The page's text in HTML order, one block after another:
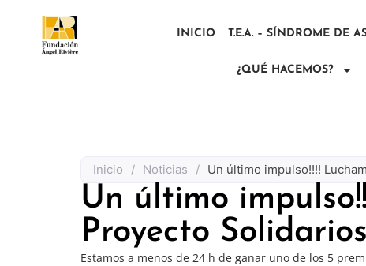
INICIO T.E.A. – SÍNDROME DE
¿QUÉ HACEMOS?
Inicio / Noticias / Un último impulso!!!!
Un último
Proyecto
Estamos a menos de 24 h de ganar uno de los 5